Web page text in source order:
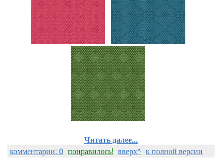
Читать далее...
комментарии: 0 понравилось! вверх^ к полной версии